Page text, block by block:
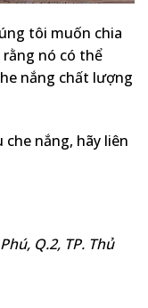
tôi muốn chia
rằng nó có thể
nắng chất lượng
nắng, hãy liên
Q.2, TP. Thủ